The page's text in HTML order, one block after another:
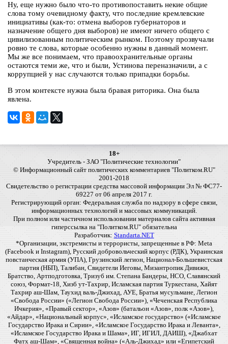
Ну, еще нужно было что-то противопоставить некие общие
слова тому очевидному факту, что последние кремлевские
инициативы (как-то: отмена выборов губернаторов и
назначение общего дня выборов) не имеют ничего общего с
цивилизованным политическим рынком. Поэтому прозвучали
ровно те слова, которые особенно нужны в данный момент.
Мы же все понимаем, что правоохранительные органы
остаются теми же, что и были, Устинова переназначили, а с
коррупцией у нас случаются только припадки борьбы.
В этом контексте нужна была бравая риторика. Она была
явлена.
18+
Учредитель - ЗАО "Политические технологии"
© Информационный сайт политических комментариев "Политком.RU"
2001-2018
Свидетельство о регистрации средства массовой информации Эл № ФС77-
69227 от 06 апреля 2017 г.
Регистрирующий орган: Федеральная служба по надзору в сфере связи,
информационных технологий и массовых коммуникаций.
При полном или частичном использовании материалов сайта активная
гиперссылка на "Политком.RU" обязательна
Разработчик: Standarta.NET
*Организации, экстремисты и террористы, запрещенные в РФ: Meta
(Facebook и Instagram), Русский добровольческий корпус (РДК), Украинская
повстанческая армия (УПА), Грузинский легион, Национал-Большевистская
партия (НБП), Талибан, Свидетели Иеговы, Мизантропик Дивижн,
Братство, Артподготовка, Тризуб им. Степана Бандеры, НСО, Славянский
союз, Формат-18, Хизб ут-Тахрир, Исламская партия Туркестана, Хайят
Тахрир аш-Шам, Таухид валь-Джихад, АУЕ, Братья мусульмане, Легион
«Свобода России» («Легион Свобода России»), «Чеченская Республика
Ичкерия», «Правый сектор», «Азов» (батальон «Азов», полк «Азов»),
«Айдар», «Национальный корпус», «Исламское государство» («Исламское
Государство Ирака и Сирии», «Исламское Государство Ирака и Леванта»,
«Исламское Государство Ирака и Шама», ИГ, ИГИЛ, ДАИШ), «Джабхат
Фатх аш-Шам», «Священная война» («Аль-Джихад» или «Египетский